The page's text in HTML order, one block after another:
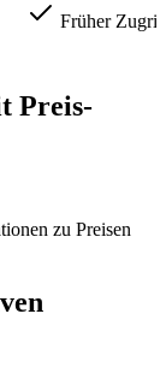
Früher
Preis-
zu Preisen